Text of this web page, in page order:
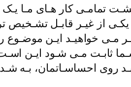
تمامـی کار هـای مـا
از غیـر قابـل تشـخیص
مـی خواهیـد ایـن موضـوع
ثابـت مـی شـود ایـن
روی احساسـاتمان، بـه